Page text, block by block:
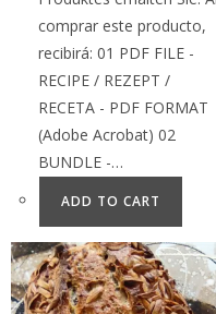
comprar este producto,
recibirá: 01 PDF FILE -
RECIPE / REZEPT /
RECETA - PDF FORMAT
(Adobe Acrobat) 02
BUNDLE -…
ADD TO CART